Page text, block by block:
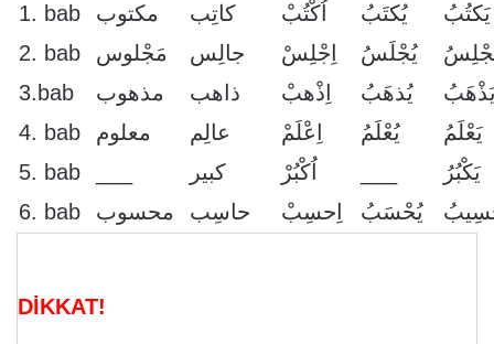
1. bab
مكتوب كاتِب اُكْتُبْ يُكتَبُ
يَكتُبُ
2. bab
مَجْلوس جالِس اِجْلِسْ يُجْلَسُ
3.bab
مذهوب ذاهب اِذْهبْ يُذهَبُ
4. bab
معلوم عالِم اِعْلَمْ يُعْلَمُ
يَعْلَمُ
5. bab
كبير اُكْبُرْ
يَكْبُرُ
6. bab
محسوب حاسِب اِحسِبْ يُحْسَبُ
DİKKAT!